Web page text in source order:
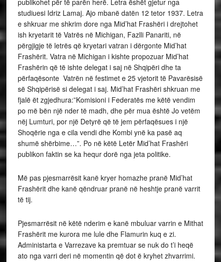
studiuesi Idriz Lamaj. Ajo mbanë datën 12 tetor 1937. Letra
e shkruar me shkrim dore nga Mid’hat Frashëri i drejtohet
ish kryetarit të Vatrës në Michigan, Fazlli Panariti, në
përgjigje të letrës që kryetari vatran i dërgonte Mid’hat
Frashërit. Vatra në Michigan i kishte propozuar Mid’hat
Frashërin që të ishte delegat i saj në Shqipëri dhe ta
përfaqësonte Vatrën në festimet e 25 vjetorit të Pavarësisë
së Shqipërisë si delegat i saj. Mid’hat Frashëri shkruan me
fjalë ët zgjedhura:”Komisioni i Federatës me këtë vendim
po më bën një nder të madh, dhe për mua është Jo vetëm
nëj Lumturi, por një Detyrë që të jem përfaqësues i një
Shoqërie nga e cila vendi dhe Kombi ynë ka pasë aq
shumë shërbime…”. Po në këtë Letër Mid’hat Frashëri
publikon faktin se ka hequr dorë nga jeta politike.
Më pas pjesmarrësit kanë kryer homazhe pranë Mid’hat
Frashërit dhe kanë qëndruar pranë në heshtje pranë varrit
të tij.
Pjesmarrësit në këtë nderim e kanë mbuluar varrin e Mithat
Frashërit me kurora me lule dhe Flamurin kuq e zi.
Administarta e Varrezave ka premtuar se nuk do t’i heqë
ato nga varri deri në momentin që dot ë kryhet zhvarrimi.